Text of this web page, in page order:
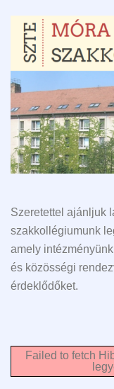
Szeretettel ajánljuk
szakkollégiumunk
amely
és közösségi
érdeklődőket.
Failed to fetch